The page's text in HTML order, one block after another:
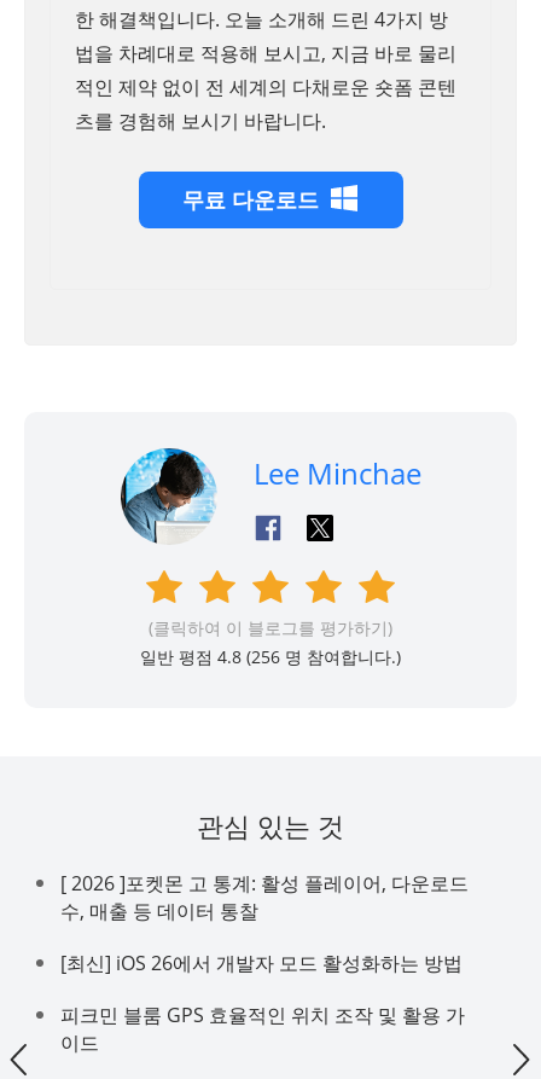
한 해결책입니다. 오늘 소개해 드린 4가지 방
법을 차례대로 적용해 보시고, 지금 바로 물리
적인 제약 없이 전 세계의 다채로운 숏폼 콘텐
츠를 경험해 보시기 바랍니다.
무료 다운로드
Lee Minchae
(클릭하여 이 블로그를 평가하기)
일반 평점 4.8 (256 명 참여합니다.)
관심 있는 것
[ 2026 ]포켓몬 고 통계: 활성 플레이어, 다운로드
수, 매출 등 데이터 통찰
[최신] iOS 26에서 개발자 모드 활성화하는 방법
피크민 블룸 GPS 효율적인 위치 조작 및 활용 가
이드